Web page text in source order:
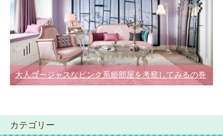
大人ゴージャスなピンク系姫部屋を考察してみるの巻
カテゴリー